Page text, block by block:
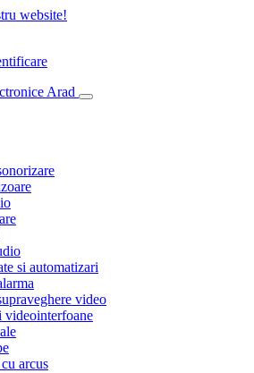
website!
si automatizari
video
videointerfoane
arcus